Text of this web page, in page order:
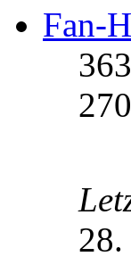
Fan-
363